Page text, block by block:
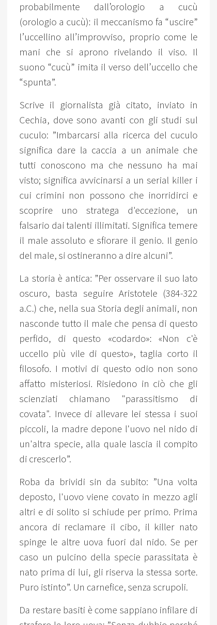
probabilmente dall’orologio a cucù
(orologio a cucù): il meccanismo fa “uscire”
l’uccellino all’improvviso, proprio come le
mani che si aprono rivelando il viso. Il
suono “cucù” imita il verso dell’uccello che
“spunta”.
Scrive il giornalista già citato, inviato in
Cechia, dove sono avanti con gli studi sul
cuculo: ”Imbarcarsi alla ricerca del cuculo
significa dare la caccia a un animale che
tutti conoscono ma che nessuno ha mai
visto; significa avvicinarsi a un serial killer i
cui crimini non possono che inorridirci e
scoprire uno stratega d'eccezione, un
falsario dai talenti illimitati. Significa temere
il male assoluto e sfiorare il genio. Il genio
del male, si ostineranno a dire alcuni”.
La storia è antica: ”Per osservare il suo lato
oscuro, basta seguire Aristotele (384-322
a.C.) che, nella sua Storia degli animali, non
nasconde tutto il male che pensa di questo
perfido, di questo «codardo»: «Non c'è
uccello più vile di questo», taglia corto il
filosofo. I motivi di questo odio non sono
affatto misteriosi. Risiedono in ciò che gli
scienziati chiamano "parassitismo di
covata". Invece di allevare lei stessa i suoi
piccoli, la madre depone l'uovo nel nido di
un'altra specie, alla quale lascia il compito
di crescerlo”.
Roba da brividi sin da subito: ”Una volta
deposto, l'uovo viene covato in mezzo agli
altri e di solito si schiude per primo. Prima
ancora di reclamare il cibo, il killer nato
spinge le altre uova fuori dal nido. Se per
caso un pulcino della specie parassitata è
nato prima di lui, gli riserva la stessa sorte.
Puro istinto”. Un carnefice, senza scrupoli.
Da restare basiti è come sappiano infilare di